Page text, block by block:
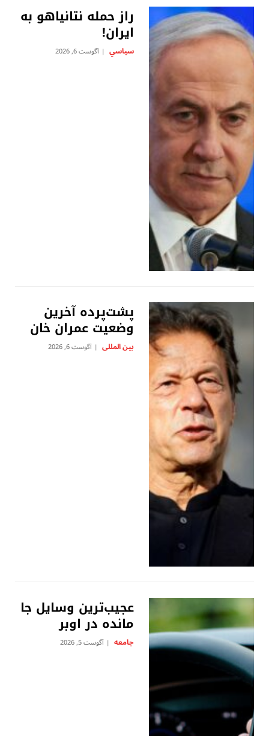
راز حمله نتانیاهو به
ایران!
سياسي آگوست 6, 2026
پشت‌پرده آخرین
وضعیت عمران خان
بين المللى آگوست 6, 2026
عجیب‌ترین وسایل جا
مانده در اوبر
جامعه آگوست 5, 2026